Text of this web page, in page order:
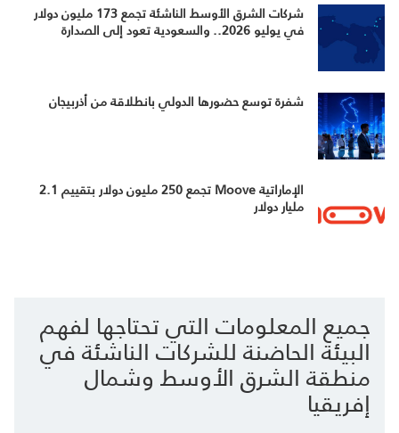
شركات الشرق الأوسط الناشئة تجمع 173 مليون دولار
في يوليو 2026.. والسعودية تعود إلى الصدارة
شفرة توسع حضورها الدولي بانطلاقة من أذربيجان
الإماراتية Moove تجمع 250 مليون دولار بتقييم 2.1
مليار دولار
جميع المعلومات التي تحتاجها لفهم
البيئة الحاضنة للشركات الناشئة في
منطقة الشرق الأوسط وشمال
إفريقيا